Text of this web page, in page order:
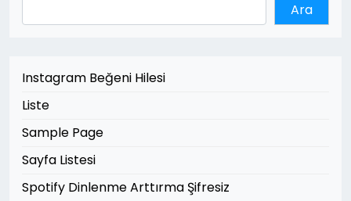
Ara
Instagram Beğeni Hilesi
Liste
Sample Page
Sayfa Listesi
Spotify Dinlenme Arttırma Şifresiz